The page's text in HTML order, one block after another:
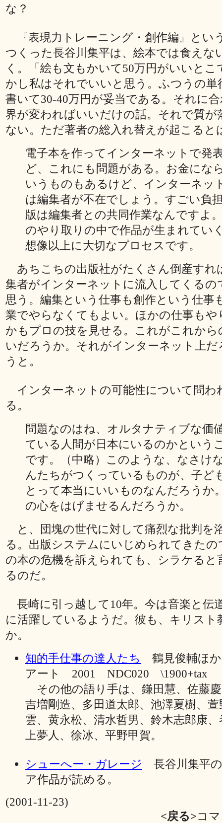
な？
『表現力トレーニング・創作編』とい
つくった長谷川集平は、絵本では食えな
く。「絵も文もかいて50万円がいいとこ
かし私はそれでいいと思う。ふつうの単
書いて30-40万円が妥当である。それに
界が変わればいいだけの話。それで質が
ない。ただ著者の総入れ替えが起こると
電子本を作ってインターネットで発
ど、これにも問題がある。お金にな
いうものもあるけど、インターネッ
は編集者が不在でしょう。すごい負
版は編集者との共同作業なんですよ
のやり取りの中で作品が生まれてい
想像以上に大切なプロセスです。
あちこちの出版社がたくさん倒産すれ
集者がインターネットに流入してくるの
思う。編集という仕事も創作という仕事
業でやらなくてもよい。ほかの仕事もや
かもプロの技を見せる。これがこれから
いだろうか。それがインターネット上
うと。
インターネットの可能性について問わ
る。
問題なのはね、オルタナティブな価
ている人間が日本にいるのかという
です。（中略）このような、なさけ
んたちがつくっているものが、子ど
とって本当にいいものなんだろうか
の心をはげませるんだろうか。
と、団塊の世代に対して痛烈な批判を
る。出版システムにいじめられてきたの
の本の危機を訴えられても、シラケると
るのだ。
長崎に引っ越して10年。今は音楽と伝
に活躍しているようだ。彼も、キリスト
か。
知的手仕事の達人たち
鶴見俊輔ほ
アート 2001 NDC020 \1900+tax
その他の語り手は、鎌田慧、佐藤
吉増剛造、多田道太郎、池澤夏樹、
雲、黄永松、清水哲男、鈴木志郎康
上夢人、徐冰、平野甲賀。
シューへー・ガレージ 長谷川集平
ア作品が読める。
(2001-11-23)
<戻る>コ